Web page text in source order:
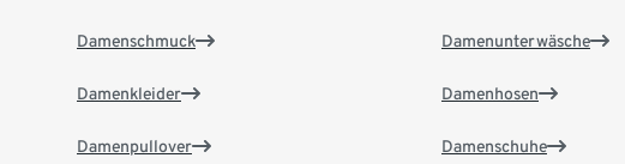
Damenschmuck
Damenkleider
Damenpullover
Damenunterwäsche
Damenhosen
Damenschuhe